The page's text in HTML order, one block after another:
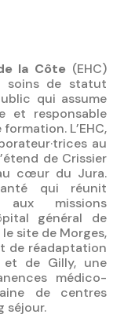
la Côte (EHC)
soins de statut
qui assume
et responsable
L’EHC,
au
de Crissier
cœur du Jura.
qui réunit
missions
général de
site de Morges,
de réadaptation
et de Gilly, une
médico-
de centres
séjour.